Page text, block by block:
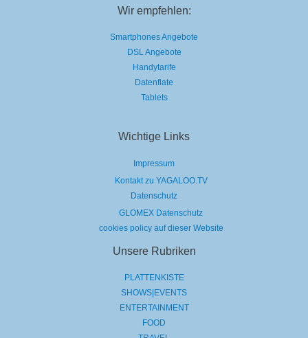
Wir empfehlen:
Smartphones Angebote
DSL Angebote
Handytarife
Datenflate
Tablets
Wichtige Links
Impressum
Kontakt zu YAGALOO.TV
Datenschutz
GLOMEX Datenschutz
cookies policy auf dieser Website
Unsere Rubriken
PLATTENKISTE
SHOWS|EVENTS
ENTERTAINMENT
FOOD